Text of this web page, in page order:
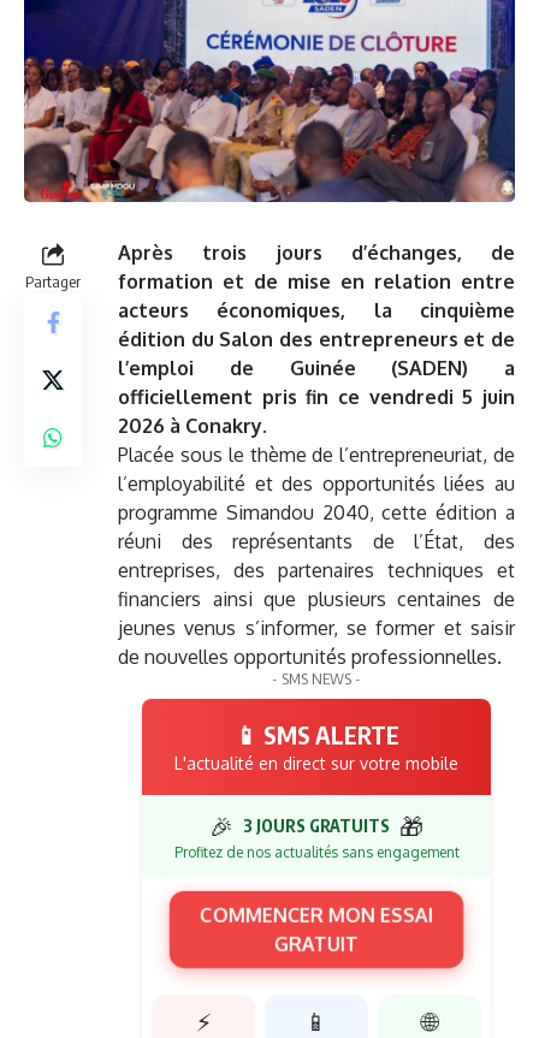
Partager
Après trois jours d’échanges, de
formation et de mise en relation entre
acteurs économiques, la cinquième
édition du Salon des entrepreneurs et de
l’emploi de Guinée (SADEN) a
officiellement pris fin ce vendredi 5 juin
2026 à Conakry.
Placée sous le thème de l’entrepreneuriat, de
l’employabilité et des opportunités liées au
programme Simandou 2040, cette édition a
réuni des représentants de l’État, des
entreprises, des partenaires techniques et
financiers ainsi que plusieurs centaines de
jeunes venus s’informer, se former et saisir
de nouvelles opportunités professionnelles.
- SMS NEWS -
📱 SMS ALERTE
L'actualité en direct sur votre mobile
🎉 3 JOURS GRATUITS 🎁
Profitez de nos actualités sans engagement
COMMENCER MON ESSAI
GRATUIT
⚡ 📱 🌐